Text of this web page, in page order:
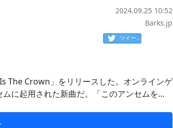
2024.09.25 10:52
Barks.jp
ツイート
The Crown」をリリースした。オンラインゲ
に起用された新曲だ。「このアンセムを...